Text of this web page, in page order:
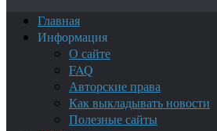
Главная
Информация
О сайте
FAQ
Авторские права
Как выкладывать новости
Полезные сайты